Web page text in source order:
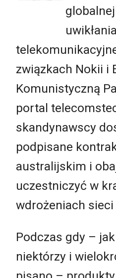
związkach Nokii i
Komunistyczną
portal
skandynawscy
podpisane
australijskim i
uczestniczyć w
wdrożeniach sieci
Podczas gdy –
niektórzy i